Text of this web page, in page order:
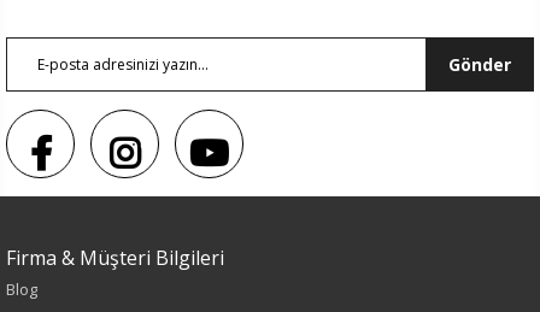
Gönder
Firma & Müşteri Bilgileri
Blog